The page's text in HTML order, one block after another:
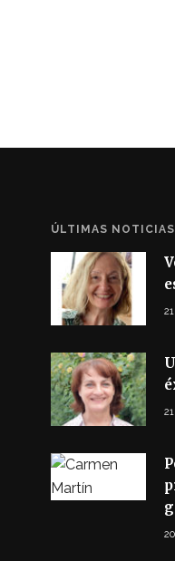
ÚLTIMAS NOTICIAS